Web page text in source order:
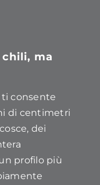
ma
ti consente
di centimetri
dei
profilo più